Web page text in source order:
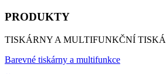
PRODUKTY
TISKÁRNY A MULTIFUNKČNÍ
Barevné tiskárny a multifunkce